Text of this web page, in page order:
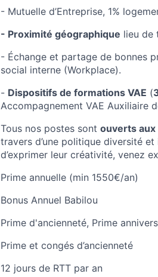
- Mutuelle d’Entreprise, 1%
- Proximité géographique lieu de
- Échange et partage de bonnes
social interne (Workplace).
- Dispositifs de formations VAE (
Accompagnement VAE Auxiliaire
Tous nos postes sont ouverts
travers d’une politique diversité
d’exprimer leur créativité, venez
Prime annuelle (min 1550€/an)
Bonus Annuel Babilou
Prime d'ancienneté, Prime
Prime et congés d’ancienneté
12 jours de RTT par an